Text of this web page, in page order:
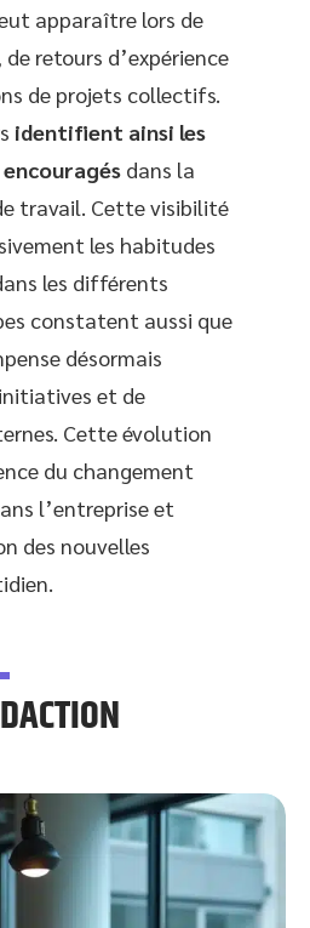
apparaître lors de
retours d’expérience
de projets collectifs.
identifient ainsi les
dans la
travail. Cette visibilité
les habitudes
les différents
constatent aussi que
désormais
et de
Cette évolution
du changement
l’entreprise et
des nouvelles